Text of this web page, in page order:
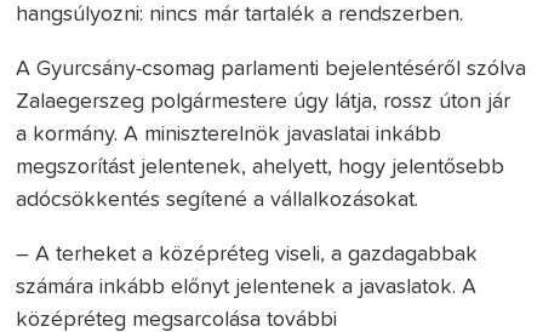
hangsúlyozni: nincs már tartalék a rendszerben.
A Gyurcsány-csomag parlamenti bejelentéséről szólva
Zalaegerszeg polgármestere úgy látja, rossz úton jár
a kormány. A miniszterelnök javaslatai inkább
megszorítást jelentenek, ahelyett, hogy jelentősebb
adócsökkentés segítené a vállalkozásokat.
– A terheket a középréteg viseli, a gazdagabbak
számára inkább előnyt jelentenek a javaslatok. A
középréteg megsarcolása további